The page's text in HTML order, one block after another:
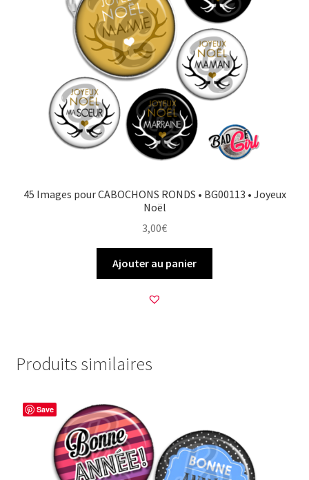
45 Images pour CABOCHONS RONDS • BG00113 • Joyeux
Noël
3,00€
Ajouter au panier
Produits similaires
Save